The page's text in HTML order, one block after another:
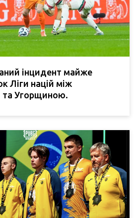
інцидент майже
Ліги націй між
та Угорщиною.